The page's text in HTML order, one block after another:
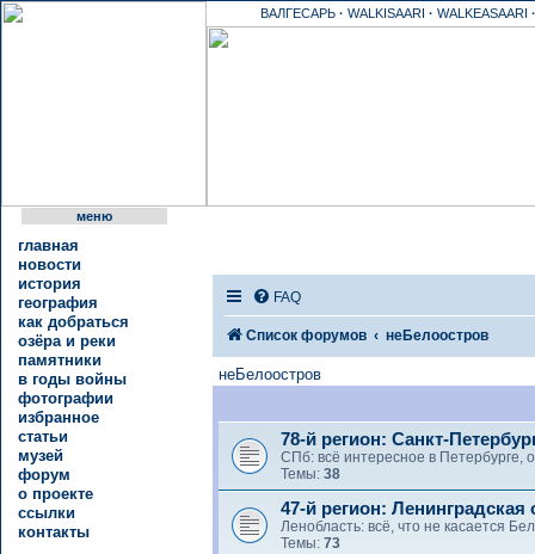
ВАЛГЕСАРЬ · WALKISAARI · WALKEASAARI ·
меню
главная
новости
история
география
как добраться
озёра и реки
памятники
в годы войны
фотографии
избранное
статьи
музей
форум
о проекте
ссылки
контакты
FAQ
Список форумов неБелоостров
неБелоостров
78-й регион: Санкт-
СПб: всё интересное в Петербурге,
Темы: 38
47-й регион: Ленинградская
Ленобласть: всё, что не касается
Темы: 73